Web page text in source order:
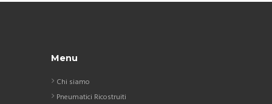
Menu
Chi siamo
Pneumatici Ricostruiti